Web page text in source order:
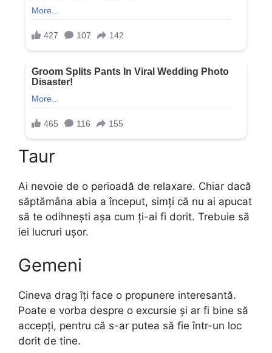
Taur
Ai nevoie de o perioadă de relaxare. Chiar dacă
săptămâna abia a început, simți că nu ai apucat
să te odihnești așa cum ți-ai fi dorit. Trebuie să
iei lucruri ușor.
Gemeni
Cineva drag îți face o propunere interesantă.
Poate e vorba despre o excursie și ar fi bine să
accepți, pentru că s-ar putea să fie într-un loc
dorit de tine.